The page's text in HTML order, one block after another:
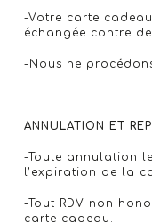
-Votre carte
échangée contre
-Nous ne
ANNULATION ET
-Toute annulation
l’expiration de la
-Tout RDV non
carte cadeau.